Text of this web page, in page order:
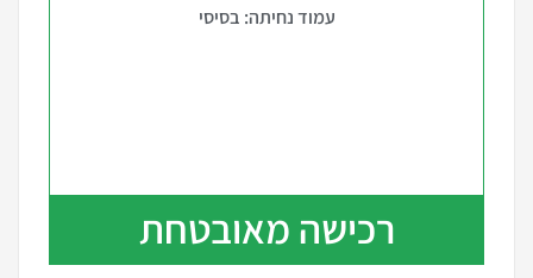
עמוד נחיתה: בסיסי
רכישה מאובטחת